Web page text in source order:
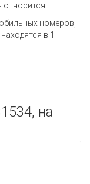
номеров,
в 1
на